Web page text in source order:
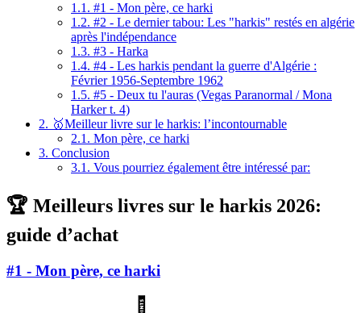
1.1. #1 - Mon père, ce harki
1.2. #2 - Le dernier tabou: Les "harkis" restés en algérie
après l'indépendance
1.3. #3 - Harka
1.4. #4 - Les harkis pendant la guerre d'Algérie :
Février 1956-Septembre 1962
1.5. #5 - Deux tu l'auras (Vegas Paranormal / Mona
Harker t. 4)
2. 🥇Meilleur livre sur le harkis: l’incontournable
2.1. Mon père, ce harki
3. Conclusion
3.1. Vous pourriez également être intéressé par:
🏆 Meilleurs livres sur le harkis 2026:
guide d’achat
#1 - Mon père, ce harki